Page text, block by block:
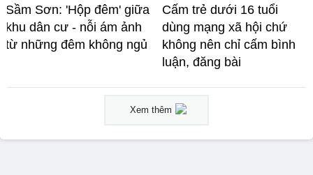
Sầm Sơn: 'Hộp đêm' giữa
khu dân cư - nỗi ám ảnh
từ những đêm không ngủ
Cấm trẻ dưới 16 tuổi
dùng mạng xã hội chứ
không nên chỉ cấm bình
luận, đăng bài
Xem thêm